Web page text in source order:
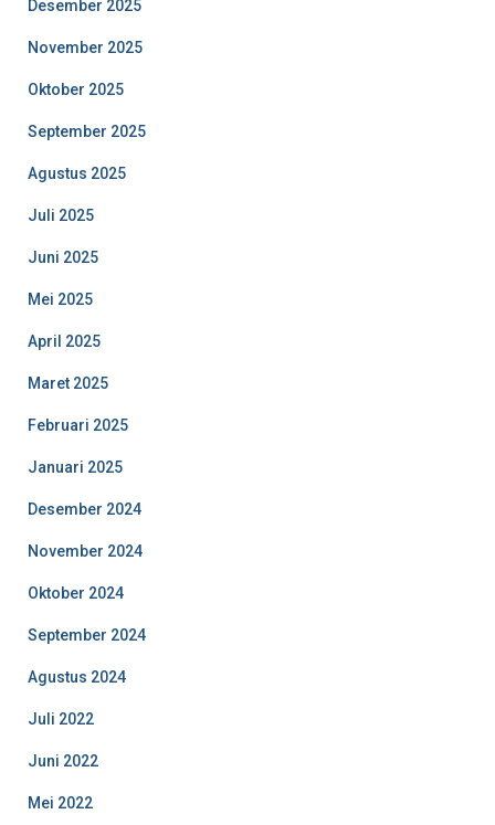
Desember 2025
November 2025
Oktober 2025
September 2025
Agustus 2025
Juli 2025
Juni 2025
Mei 2025
April 2025
Maret 2025
Februari 2025
Januari 2025
Desember 2024
November 2024
Oktober 2024
September 2024
Agustus 2024
Juli 2022
Juni 2022
Mei 2022